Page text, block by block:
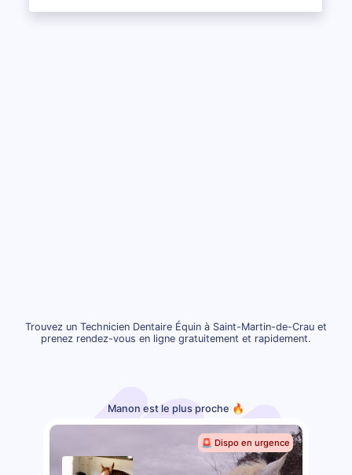
Trouvez un Technicien Dentaire Équin à Saint-Martin-de-Crau et
prenez rendez-vous en ligne gratuitement et rapidement.
Manon est le plus proche 🔥
🚨 Dispo en urgence